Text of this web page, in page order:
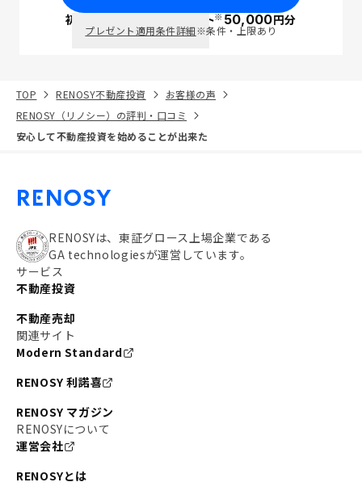
初回面談で ポイント※50,000円分
プレゼント適用条件詳細※条件・上限あり
TOP RENOSY不動産投資
お客様の声
RENOSY（リノシー）の評判・口コミ
安心して不動産投資を始めることが出来た
RENOSYは、東証グロース上場企業である
GA technologiesが運営しています。
サービス
不動産投資
不動産売却
関連サイト
Modern Standard
RENOSY 利諾喜
RENOSY マガジン
RENOSYについて
運営会社
RENOSYとは